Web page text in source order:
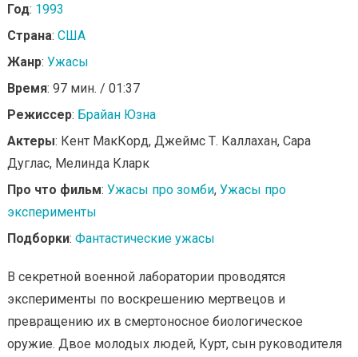
Год: 1993
Страна: США
Жанр: Ужасы
Время: 97 мин. / 01:37
Режиссер: Брайан Юзна
Актеры: Кент МакКорд, Джеймс Т. Каллахан, Сара
Дуглас, Мелинда Кларк
Про что фильм: Ужасы про зомби, Ужасы про
эксперименты
Подборки: Фантастические ужасы
В секретной военной лаборатории проводятся
эксперименты по воскрешению мертвецов и
превращению их в смертоносное биологическое
оружие. Двое молодых людей, Курт, сын руководителя